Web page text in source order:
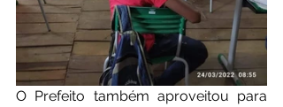
O Prefeito também aproveitou para